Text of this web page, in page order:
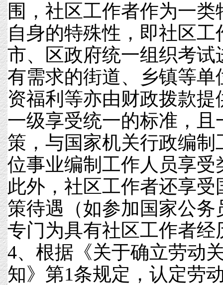
围，社区工作者作为一
自身的特殊性，即社区
市、区政府统一组织考试
有需求的街道、乡镇等单
资福利等亦由财政拨款
一级享受统一的标准，且
策，与国家机关行政编
位事业编制工作人员享受
此外，社区工作者还享
策待遇（如参加国家公
专门为具有社区工作者经
4、根据《关于确立劳动
知》第1条规定，认定劳